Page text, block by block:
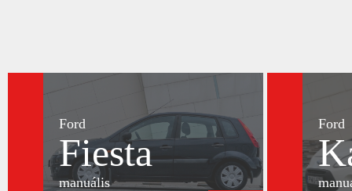
Ford
Fiesta
manuális
Ford